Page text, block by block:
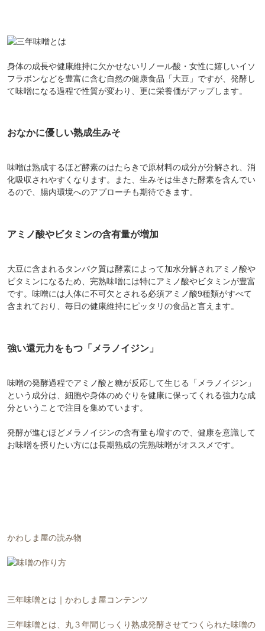
身体の成長や健康維持に欠かせないリノール酸・女性に嬉しいイソ
フラボンなどを豊富に含む自然の健康食品「大豆」ですが、発酵し
て味噌になる過程で性質が変わり、更に栄養価がアップします。
おなかに優しい熟成生みそ
味噌は熟成するほど酵素のはたらきで原材料の成分が分解され、消
化吸収されやすくなります。また、生みそは生きた酵素を含んでい
るので、腸内環境へのアプローチも期待できます。
アミノ酸やビタミンの含有量が増加
大豆に含まれるタンパク質は酵素によって加水分解されアミノ酸や
ビタミンになるため、完熟味噌には特にアミノ酸やビタミンが豊富
です。味噌には人体に不可欠とされる必須アミノ酸9種類がすべて
含まれており、毎日の健康維持にピッタリの食品と言えます。
強い還元力をもつ「メラノイジン」
味噌の発酵過程でアミノ酸と糖が反応して生じる「メラノイジン」
という成分は、細胞や身体のめぐりを健康に保ってくれる強力な成
分ということで注目を集めています。
発酵が進むほどメラノイジンの含有量も増すので、健康を意識して
お味噌を摂りたい方には長期熟成の完熟味噌がオススメです。
かわしま屋の読み物
三年味噌とは｜かわしま屋コンテンツ
三年味噌とは、丸３年間じっくり熟成発酵させてつくられた味噌の